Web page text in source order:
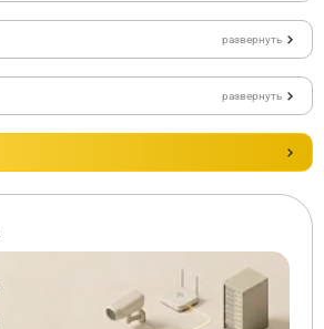
развернуть
развернуть